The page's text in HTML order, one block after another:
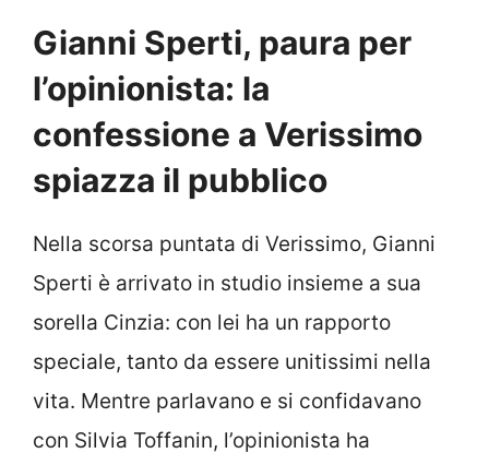
Gianni Sperti, paura per
l’opinionista: la
confessione a Verissimo
spiazza il pubblico
Nella scorsa puntata di Verissimo, Gianni
Sperti è arrivato in studio insieme a sua
sorella Cinzia: con lei ha un rapporto
speciale, tanto da essere unitissimi nella
vita. Mentre parlavano e si confidavano
con Silvia Toffanin, l’opinionista ha